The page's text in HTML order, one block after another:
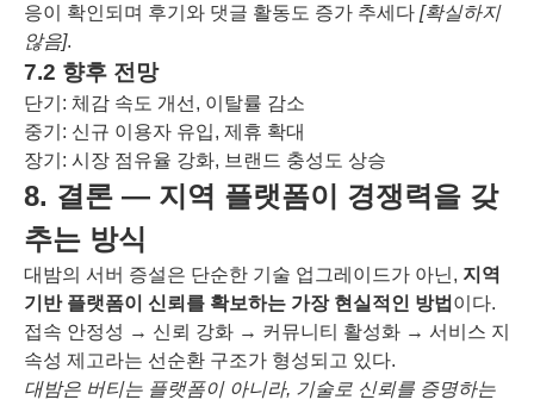
응이 확인되며 후기와 댓글 활동도 증가 추세다 [확실하지
않음].
7.2 향후 전망
단기: 체감 속도 개선, 이탈률 감소
중기: 신규 이용자 유입, 제휴 확대
장기: 시장 점유율 강화, 브랜드 충성도 상승
8. 결론 ― 지역 플랫폼이 경쟁력을 갖
추는 방식
대밤의 서버 증설은 단순한 기술 업그레이드가 아닌, 지역
기반 플랫폼이 신뢰를 확보하는 가장 현실적인 방법 이다.
접속 안정성 → 신뢰 강화 → 커뮤니티 활성화 → 서비스 지
속성 제고라는 선순환 구조가 형성되고 있다.
대밤은 버티는 플랫폼이 아니라, 기술로 신뢰를 증명하는